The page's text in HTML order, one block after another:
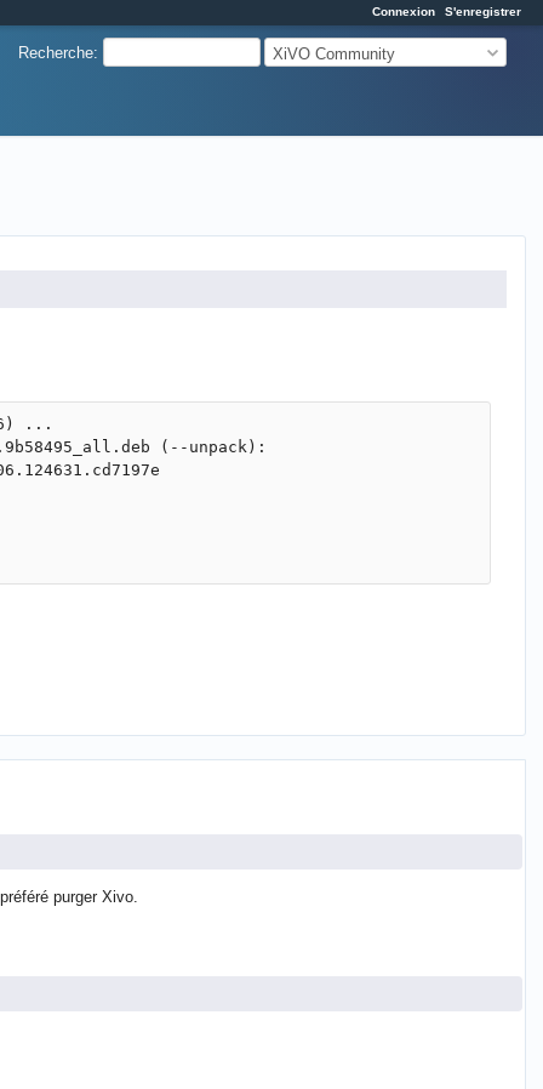
Connexion S'enregistrer
Recherche: XiVO Community
...
(--unpack):
purger Xivo.